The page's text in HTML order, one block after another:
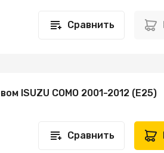
Сравнить
ISUZU COMO 2001-2012 (E25)
Сравнить